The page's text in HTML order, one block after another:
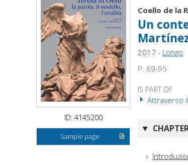
ID: 4145200
Sample page
Coello de la
Un
2017 - Longo
P. 69-95
IS PART OF
Attraverso